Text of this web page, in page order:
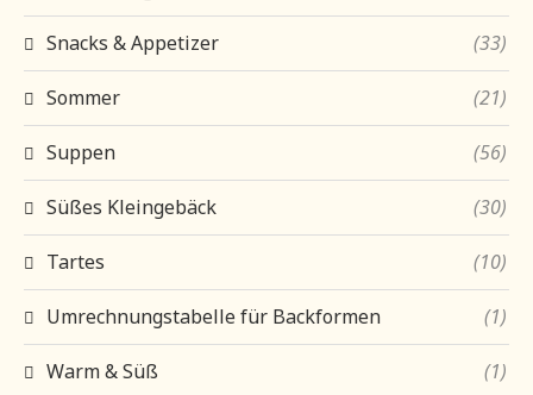
Snacks & Appetizer (33)
Sommer (21)
Suppen (56)
Süßes Kleingebäck (30)
Tartes (10)
Umrechnungstabelle für Backformen (1)
Warm & Süß (1)